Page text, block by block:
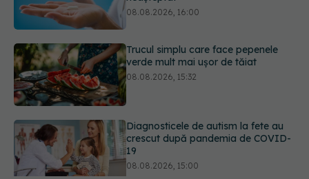
08.08.2026, 15:32
Diagnosticele de autism la fete au
crescut după pandemia de COVID-
19
Microplasticele pot traversa bariera
placentară și modifica hormonii
08.08.2026, 18:00
URMĂREȘTE-NE ȘI PE:
URMĂRITORI